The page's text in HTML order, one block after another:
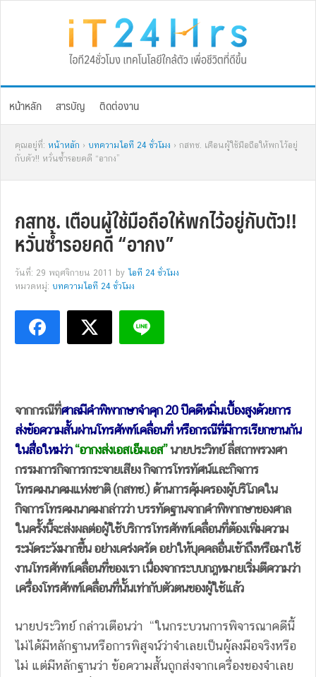
หน้าหลัก สารบัญ ติดต่องาน
คุณอยู่ที่: หน้าหลัก › บทความไอที 24 ชั่วโมง › กสทช. เตือนผู้ใช้มือถือให้พกไว้อยู่
กับตัว!! หวั่นซ้ำรอยคดี “อากง”
กสทช. เตือนผู้ใช้มือถือให้พกไว้อยู่กับตัว!!
หวั่นซ้ำรอยคดี “อากง”
วันที่: 29 พฤศจิกายน 2011 by ไอที 24 ชั่วโมง
หมวดหมู่: บทความไอที 24 ชั่วโมง
จากกรณีที่ศาลมีคำพิพากษาจำคุก 20 ปีคดีหมิ่นเบื้องสูงด้วยการ
ส่งข้อความสั้นผ่านโทรศัพท์เคลื่อนที่ หรือกรณีที่มีการเรียกขานกัน
ในสื่อใหม่ว่า“อากงส่งเอสเอ็มเอส”นายประวิทย์ ลี่สถาพรวงศา
กรรมการกิจการกระจายเสียง กิจการโทรทัศน์และกิจการ
โทรคมนาคมแห่งชาติ (กสทช.) ด้านการคุ้มครองผู้บริโภคใน
กิจการโทรคมนาคมกล่าวว่า บรรทัดฐานจากคำพิพากษาของศาล
ในครั้งนี้จะส่งผลต่อผู้ใช้บริการโทรศัพท์เคลื่อนที่ต้องเพิ่มความ
ระมัดระวังมากขึ้น อย่างเคร่งครัดอย่าให้บุคคลอื่นเข้าถึงหรือมาใช้
งานโทรศัพท์เคลื่อนที่ของเรา เนื่องจากระบบกฎหมายเริ่มตีความว่า
เครื่องโทรศัพท์เคลื่อนที่นั้นเท่ากับตัวตนของผู้ใช้แล้ว
นายประวิทย์ กล่าวเตือนว่า “ในกระบวนการพิจารณาคดีนี้
ไม่ได้มีหลักฐานหรือการพิสูจน์ว่าจำเลยเป็นผู้ลงมือจริงหรือ
ไม่ แต่มีหลักฐานว่า ข้อความสั้นถูกส่งจากเครื่องของจำเลย